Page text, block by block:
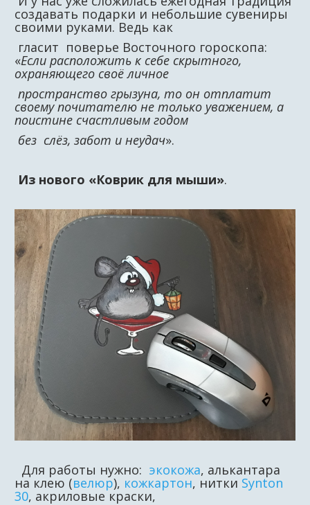
создавать подарки и небольшие сувениры
своими руками. Ведь как
гласит поверье Восточного гороскопа:
«Если расположить к себе скрытного,
охраняющего своё личное
пространство грызуна, то он отплатит
своему почитателю не только уважением, а
поистине счастливым годом
без слёз, забот и неудач».
Из нового «Коврик для мыши».
Для работы нужно: экокожа, алькантара
на клею (велюр), кожкартон, нитки Synton
30, акриловые краски,